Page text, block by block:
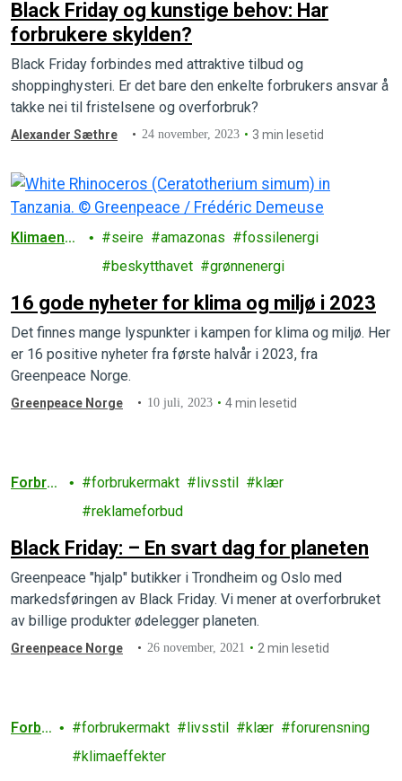
Black Friday og kunstige behov: Har
forbrukere skylden?
Black Friday forbindes med attraktive tilbud og
shoppinghysteri. Er det bare den enkelte forbrukers ansvar å
takke nei til fristelsene og overforbruk?
Alexander Sæthre 24 november, 2023 3 min lesetid
Klimaendri
seire amazonas
fossilenergi
beskytthavet
grønnenergi
16 gode nyheter for klima og miljø i 2023
Det finnes mange lyspunkter i kampen for klima og miljø. Her
er 16 positive nyheter fra første halvår i 2023, fra
Greenpeace Norge.
Greenpeace Norge 10 juli, 2023 4 min lesetid
Forbru
forbrukermakt livsstil
klær
reklameforbud
Black Friday: – En svart dag for planeten
Greenpeace "hjalp" butikker i Trondheim og Oslo med
markedsføringen av Black Friday. Vi mener at overforbruket
av billige produkter ødelegger planeten.
Greenpeace Norge 26 november, 2021 2 min lesetid
Forbr
forbrukermakt livsstil klær
forurensning
klimaeffekter